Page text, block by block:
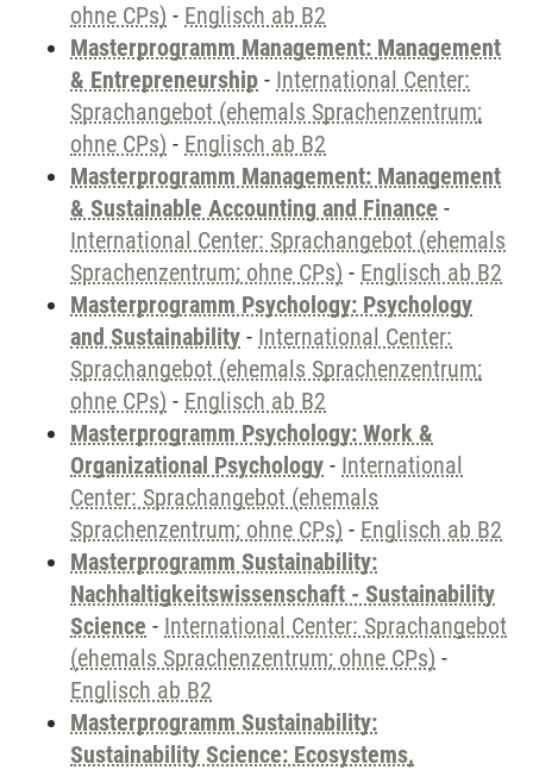
ohne CPs) - Englisch ab B2
Masterprogramm Management: Management
& Entrepreneurship - International Center:
Sprachangebot (ehemals Sprachenzentrum;
ohne CPs) - Englisch ab B2
Masterprogramm Management: Management
& Sustainable Accounting and Finance -
International Center: Sprachangebot (ehemals
Sprachenzentrum; ohne CPs) - Englisch ab B2
Masterprogramm Psychology: Psychology
and Sustainability - International Center:
Sprachangebot (ehemals Sprachenzentrum;
ohne CPs) - Englisch ab B2
Masterprogramm Psychology: Work &
Organizational Psychology - International
Center: Sprachangebot (ehemals
Sprachenzentrum; ohne CPs) - Englisch ab B2
Masterprogramm Sustainability:
Nachhaltigkeitswissenschaft - Sustainability
Science - International Center: Sprachangebot
(ehemals Sprachenzentrum; ohne CPs) -
Englisch ab B2
Masterprogramm Sustainability:
Sustainability Science: Ecosystems,